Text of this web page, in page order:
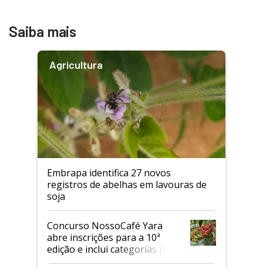
Saiba mais
Agricultura
Embrapa identifica 27 novos
registros de abelhas em lavouras de
soja
Concurso NossoCafé Yara
abre inscrições para a 10ª
edição e inclui categorias para
cafés Canephora